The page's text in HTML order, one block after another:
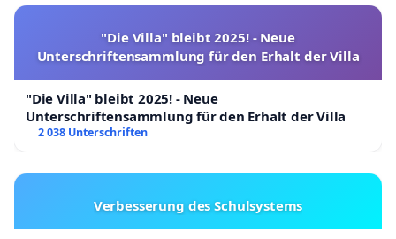
"Die Villa" bleibt 2025! - Neue
Unterschriftensammlung für den Erhalt der Villa
"Die Villa" bleibt 2025! - Neue
Unterschriftensammlung für den Erhalt der Villa
2 038 Unterschriften
Verbesserung des Schulsystems